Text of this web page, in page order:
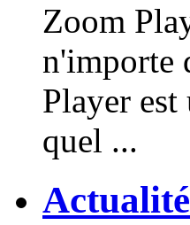
Zoom
n'importe
Player
quel ...